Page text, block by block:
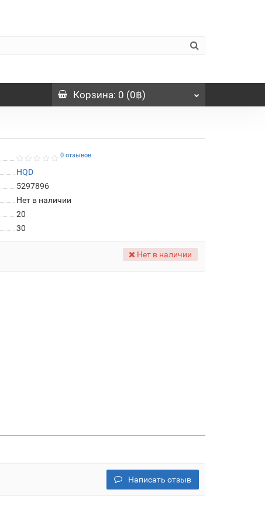
Корзина: 0 (0฿)
0 отзывов
HQD
5297896
Нет в наличии
20
30
Нет в наличии
Написать отзыв